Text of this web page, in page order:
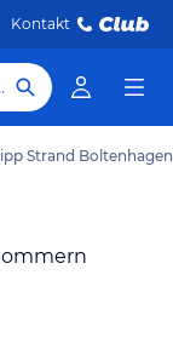
Kontakt
Strand Boltenhagen